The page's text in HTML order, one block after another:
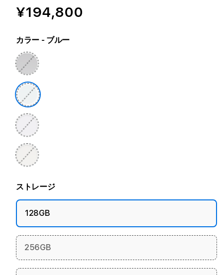
¥194,800
カラー - ブルー
ストレージ
128GB
256GB